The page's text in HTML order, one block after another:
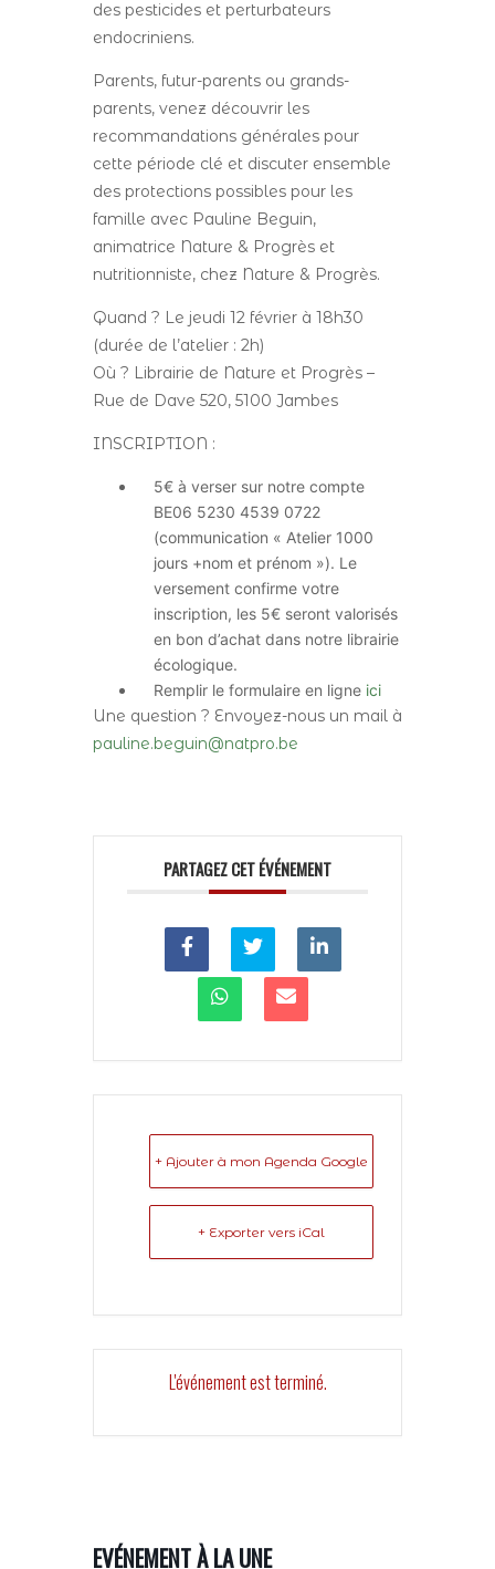
des pesticides et perturbateurs
endocriniens.
Parents, futur-parents ou grands-
parents, venez découvrir les
recommandations générales pour
cette période clé et discuter ensemble
des protections possibles pour les
famille avec Pauline Beguin,
animatrice Nature & Progrès et
nutritionniste, chez Nature & Progrès.
Quand ? Le jeudi 12 février à 18h30
(durée de l’atelier : 2h)
Où ? Librairie de Nature et Progrès –
Rue de Dave 520, 5100 Jambes
INSCRIPTION :
5€ à verser sur notre compte
BE06 5230 4539 0722
(communication « Atelier 1000
jours +nom et prénom »). Le
versement confirme votre
inscription, les 5€ seront valorisés
en bon d’achat dans notre librairie
écologique.
Remplir le formulaire en ligne ici
Une question ? Envoyez-nous un mail à
pauline.beguin@natpro.be
PARTAGEZ CET ÉVÉNEMENT
+ Ajouter à mon Agenda Google
+ Exporter vers iCal
L'événement est terminé.
EVÉNEMENT À LA UNE